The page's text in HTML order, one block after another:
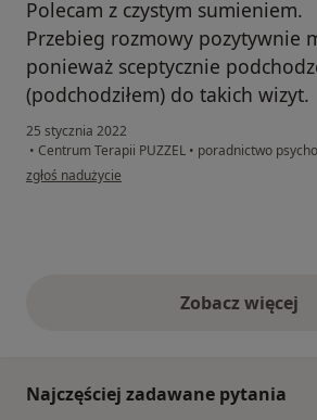
Polecam z czystym sumieniem.
Przebieg rozmowy pozytywnie
ponieważ sceptycznie
(podchodziłem) do takich wizyt.
25 stycznia 2022
• Centrum Terapii PUZZEL • poradnictwo
w opinii użytkownika M.
zgłoś nadużycie
Zobacz więcej
opinie
Najczęściej zadawane pytania